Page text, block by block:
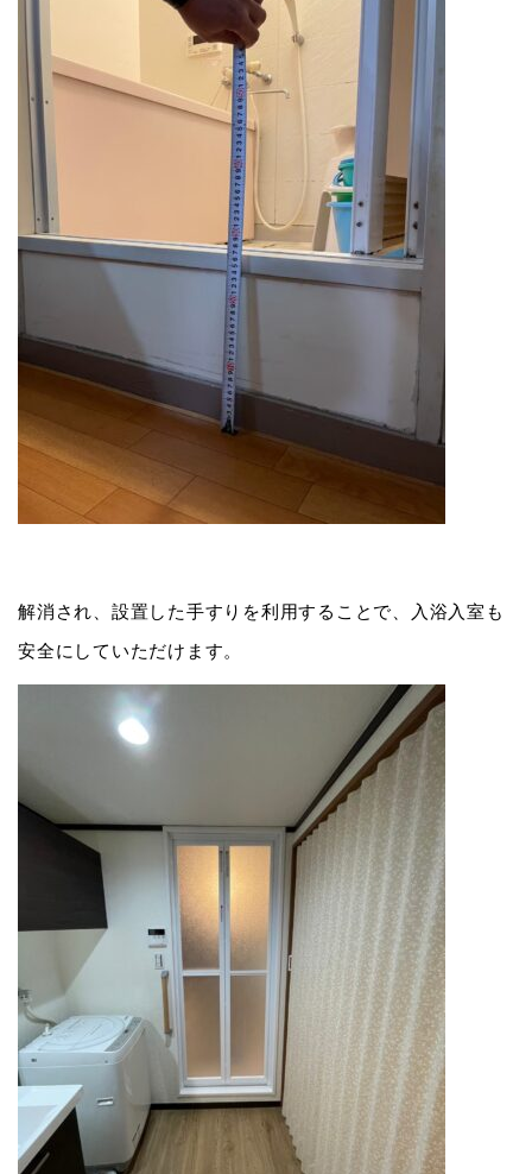
解消され、設置した手すりを利用することで、入浴入室も
安全にしていただけます。